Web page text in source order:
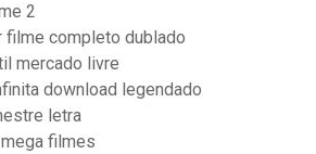
2
filme completo dublado
mercado livre
download legendado
letra
filmes